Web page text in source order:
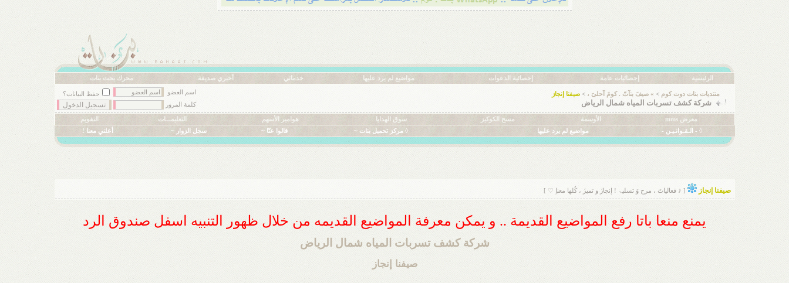
الرئيسية إحصائيات عامة إحصائية الدعوات مواضيع لم يرد عليها خدماتي أخبري صديقة محرك بحث بنات
منتديات بنات دوت كوم > » صيفَ بنآتّ . كومَ آحلىَ ، >صيفنا إنجاز
شركة كشف تسربات المياه شمال الرياض
اسم العضو
حفظ البيانات؟
كلمة المرور
معرض mms الأوسمة مسح الكوكيز سوق الهدايا هوامير الأسهم التعليمـــات
التقويم
◊ - الـقـوانـيـن -
مواضيع لم يرد عليها ◊ مركز تحميل بنات ~ قالوا عنّا ~ سجل الزوار ~ أعلني معنا !
صيفنا إنجاز [ ♪ فعالياتَ ، مرح وَ تسليۃ ! إنجازَ و تميزَ ، كُلها معناِ ♡ ]
يمنع منعا باتا رفع المواضيع القديمة .. و يمكن معرفة المواضيع القديمه من خلال ظهور التنبيه اسفل صندوق الرد
شركة كشف تسربات المياه شمال الرياض
صيفنا إنجاز